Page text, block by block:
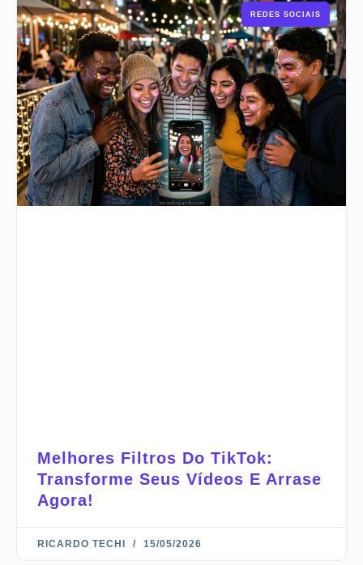
REDES SOCIAIS
Melhores Filtros Do TikTok:
Transforme Seus Vídeos E Arrase
Agora!
RICARDO TECHI 15/05/2026